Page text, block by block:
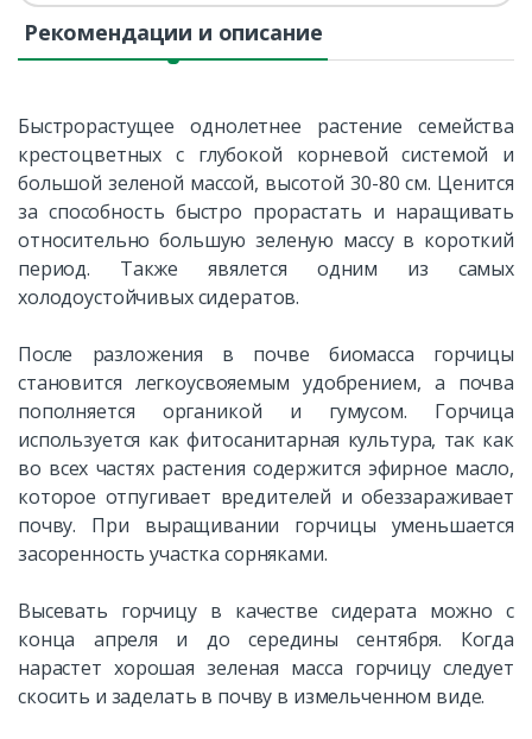
Рекомендации и описание
Быстрорастущее однолетнее растение семейства
крестоцветных с глубокой корневой системой и
большой зеленой массой, высотой 30-80 см. Ценится
за способность быстро прорастать и наращивать
относительно большую зеленую массу в короткий
период. Также явялется одним из самых
холодоустойчивых сидератов.
После разложения в почве биомасса горчицы
становится легкоусвояемым удобрением, а почва
пополняется органикой и гумусом. Горчица
используется как фитосанитарная культура, так как
во всех частях растения содержится эфирное масло,
которое отпугивает вредителей и обеззараживает
почву. При выращивании горчицы уменьшается
засоренность участка сорняками.
Высевать горчицу в качестве сидерата можно с
конца апреля и до середины сентября. Когда
нарастет хорошая зеленая масса горчицу следует
скосить и заделать в почву в измельченном виде.